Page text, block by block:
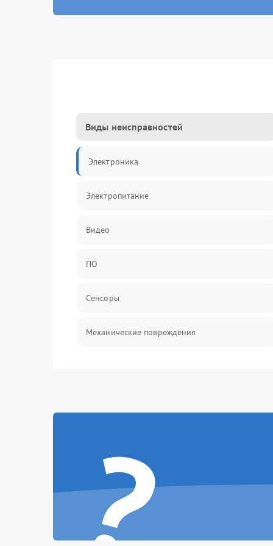
Виды неисправностей
Электроника
Электропитание
Видео
ПО
Сенсоры
Механические повреждения
?